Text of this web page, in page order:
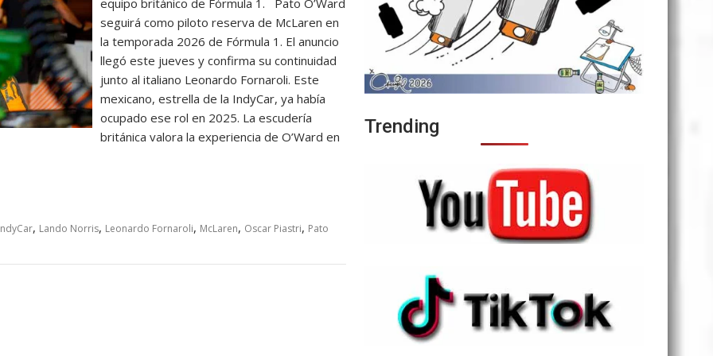
equipo británico de Fórmula 1. Pato O’Ward
seguirá como piloto reserva de McLaren en
la temporada 2026 de Fórmula 1. El anuncio
llegó este jueves y confirma su continuidad
junto al italiano Leonardo Fornaroli. Este
mexicano, estrella de la IndyCar, ya había
ocupado ese rol en 2025. La escudería
británica valora la experiencia de O’Ward en
, Lando Norris, Leonardo Fornaroli, McLaren, Oscar Piastri, Pato
Trending